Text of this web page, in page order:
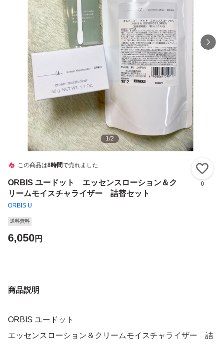
1/2
この商品は8時間で売れました
ORBIS ユードット エッセンスローション＆ク
リームモイスチャライザー 詰替セット
ORBIS U
0
送料無料
6,050円
商品説明
ORBIS ユードット
エッセンスローション＆クリームモイスチャライザー 詰